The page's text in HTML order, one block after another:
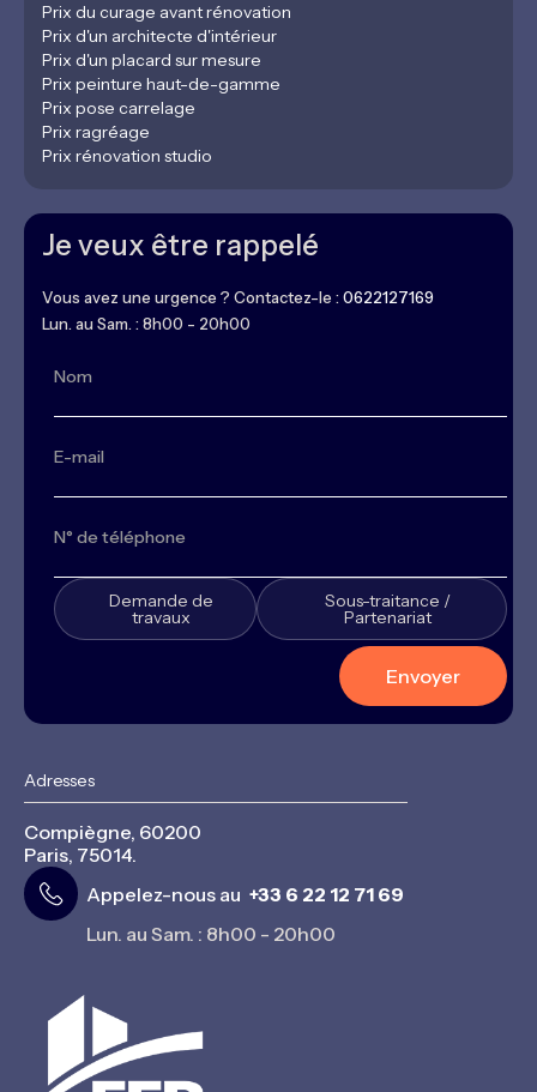
Prix du curage avant rénovation
Prix d'un architecte d'intérieur
Prix d'un placard sur mesure
Prix peinture haut-de-gamme
Prix pose carrelage
Prix ragréage
Prix rénovation studio
Je veux être rappelé
Vous avez une urgence ? Contactez-le : 0622127169
Lun. au Sam. : 8h00 - 20h00
Demande de
travaux
Sous-traitance /
Partenariat
Adresses
Compiègne, 60200
Paris, 75014.
Appelez-nous au +33 6 22 12 71 69
Lun. au Sam. : 8h00 - 20h00